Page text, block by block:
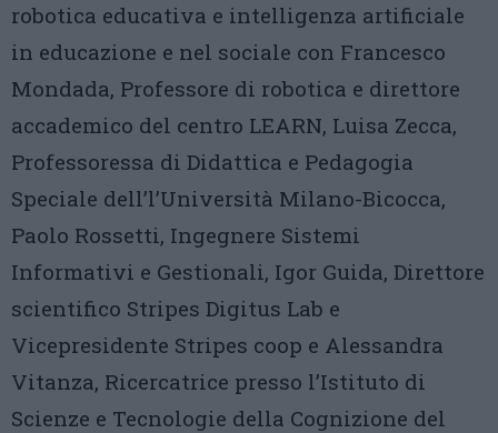
robotica educativa e intelligenza artificiale
in educazione e nel sociale con Francesco
Mondada, Professore di robotica e direttore
accademico del centro LEARN, Luisa Zecca,
Professoressa di Didattica e Pedagogia
Speciale dell’l’Università Milano-Bicocca,
Paolo Rossetti, Ingegnere Sistemi
Informativi e Gestionali, Igor Guida, Direttore
scientifico Stripes Digitus Lab e
Vicepresidente Stripes coop e Alessandra
Vitanza, Ricercatrice presso l’Istituto di
Scienze e Tecnologie della Cognizione del